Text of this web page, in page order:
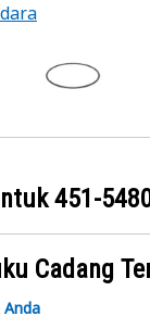
451-
Cadang